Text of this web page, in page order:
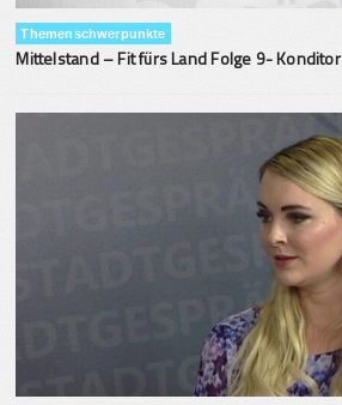
Themenschwerpunkte
Mittelstand – Fit fürs Land Folge 9- Konditor